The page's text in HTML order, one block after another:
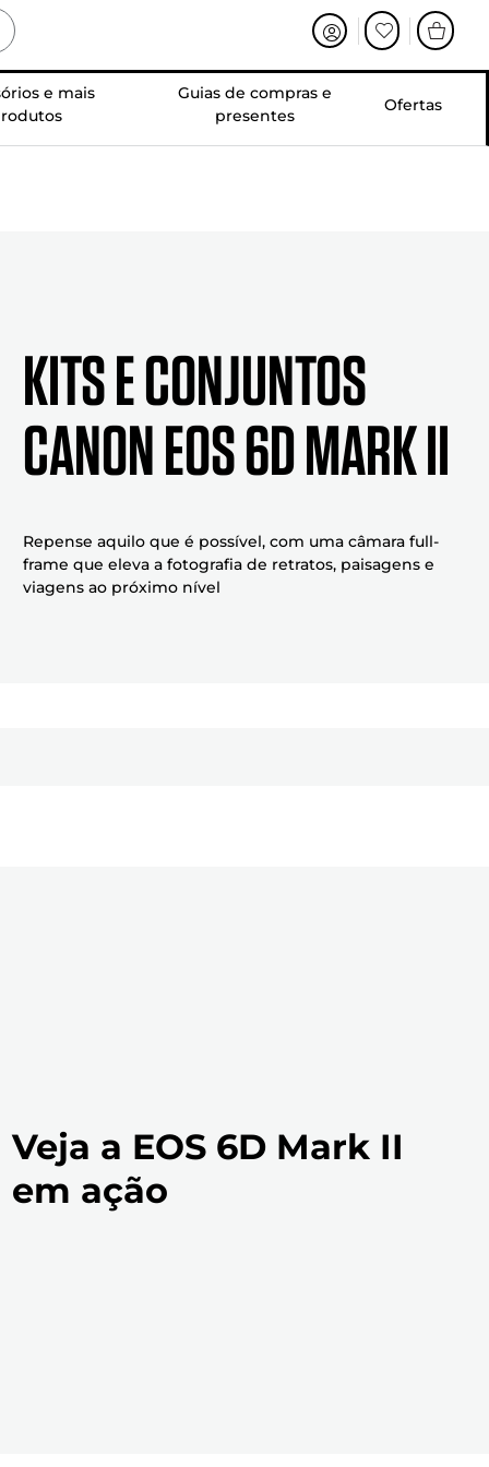
e mais
Guias de compras e
presentes
Ofertas
Kits e conjuntos
Canon EOS 6D Mark II
Repense aquilo que é possível, com uma câmara full-
frame que eleva a fotografia de retratos, paisagens e
viagens ao próximo nível
Veja a EOS 6D Mark II
em ação